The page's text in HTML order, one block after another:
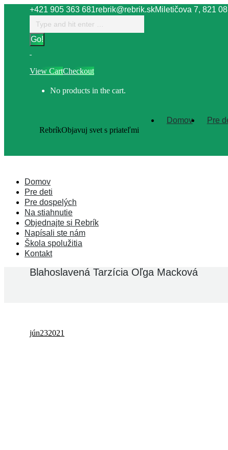
+421 905 363 681rebrik@rebrik.skMiletičova 7, 821
Facebook
page
opens
new
window
Search:
View CartCheckout
No products in the cart.
RebríkObjavuj svet s priateľmi
Domov Pre
Domov
Pre deti
Pre dospelých
Na stiahnutie
Objednajte si Rebrík
Napísali ste nám
Škola spolužitia
Kontakt
Blahoslavená Tarzícia Oľga Macková
jún232021